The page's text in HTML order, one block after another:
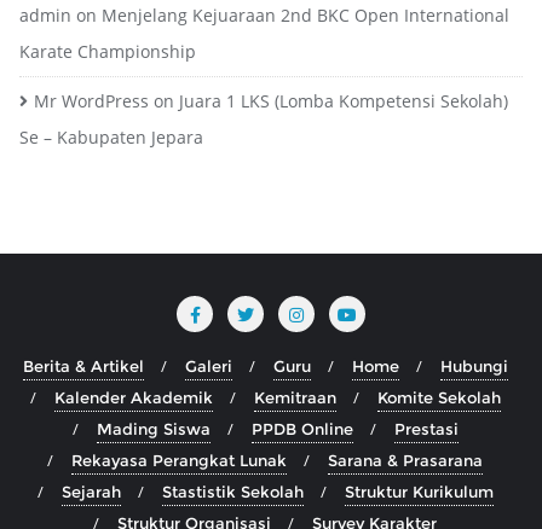
admin on Menjelang Kejuaraan 2nd BKC Open International
Karate Championship
Mr WordPress on Juara 1 LKS (Lomba Kompetensi Sekolah)
Se – Kabupaten Jepara
Berita & Artikel Galeri Guru Home
Hubungi
Kalender Akademik
Kemitraan
Komite Sekolah
Mading Siswa
PPDB Online
Prestasi
Rekayasa Perangkat Lunak
Sarana & Prasarana
Sejarah
Stastistik Sekolah
Struktur Kurikulum
Struktur Organisasi
Survey Karakter